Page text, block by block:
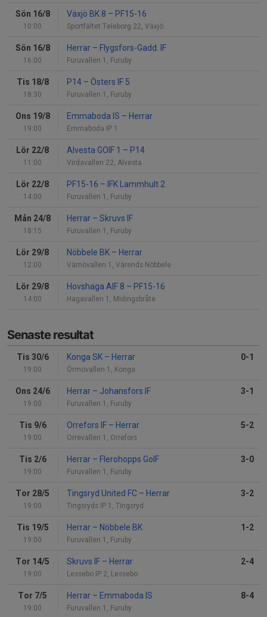
Sön 16/8
10:00
Växjö BK 8 – PF15-16
Sportfältet Teleborg 22, Växjö
Sön 16/8
16:00
Herrar – Flygsfors-Gadd. IF
Furuvallen 1, Furuby
Tis 18/8
18:30
P14 – Östers IF 5
Furuvallen 1, Furuby
Ons 19/8
19:00
Emmaboda IS – Herrar
Emmaboda IP 1
Lör 22/8
11:00
Alvesta GOIF 1 – P14
Virdavallen 22, Alvesta
Lör 22/8
14:00
PF15-16 – IFK Lammhult 2
Furuvallen 1, Furuby
Mån 24/8
18:15
Herrar – Skruvs IF
Furuvallen 1, Furuby
Lör 29/8
12:00
Nöbbele BK – Herrar
Värnövallen 1, Värends Nöbbele
Lör 29/8
14:00
Hovshaga AIF 8 – PF15-16
Hagavallen 1, Midingsbråte
Senaste resultat
Tis 30/6
19:00
Konga SK – Herrar
Örmovallen 1, Konga
0-1
Ons 24/6
19:00
Herrar – Johansfors IF
Furuvallen 1, Furuby
3-1
Tis 9/6
19:00
Orrefors IF – Herrar
Orrevallen 1, Orrefors
5-2
Tis 2/6
19:00
Herrar – Flerohopps GoIF
Furuvallen 1, Furuby
3-0
Tor 28/5
19:00
Tingsryd United FC – Herrar
Tingsryds IP 1, Tingsryd
3-2
Tis 19/5
19:00
Herrar – Nöbbele BK
Furuvallen 1, Furuby
1-2
Tor 14/5
19:00
Skruvs IF – Herrar
Lessebo IP 2, Lessebo
2-4
Tor 7/5
19:00
Herrar – Emmaboda IS
Furuvallen 1, Furuby
8-4